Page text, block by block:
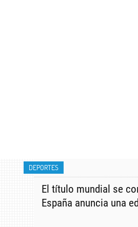
DEPORTES
El título mundial se
España anuncia una